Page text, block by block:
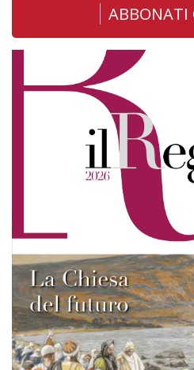
ABBONATI